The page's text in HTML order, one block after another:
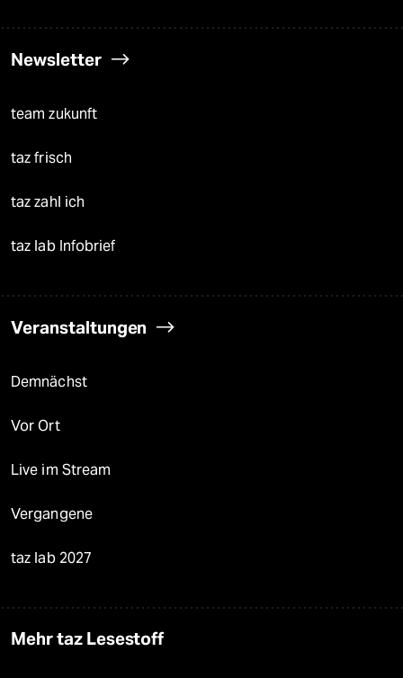
Newsletter
team zukunft
taz frisch
taz zahl ich
taz lab Infobrief
Veranstaltungen
Demnächst
Vor Ort
Live im Stream
Vergangene
taz lab 2027
Mehr taz Lesestoff